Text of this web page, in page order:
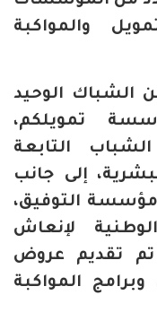
والمواكبة
الشباك الوحيد
تمويلكم،
التابعة
إلى جانب
التوفيق،
لإنعاش
تم تقديم عروض
المواكبة